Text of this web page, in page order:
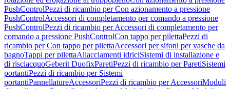
PushControlPezzi di ricambio per Con azionamento a pressione
PushControlAccessori di completamento per comando a pressione
PushControlPezzi di ricambio per Accessori di completamento per
comando a pressione PushControlCon tappo per pilettaPezzi di
ricambio per Con tappo per pilettaAccessori per sifoni per vasche da
bagnoTappi per pilettaAllacciamenti idriciSistemi di installazione e
di risciacquoGeberit DuofixParetiPezzi di ricambio per ParetiSistemi
portantiPezzi di ricambio per Sistemi
portantiPannellatureAccessoriPezzi di ricambio per AccessoriModuli